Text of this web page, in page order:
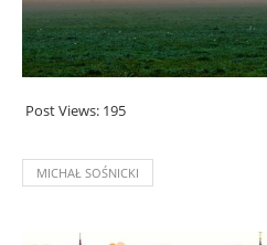
Post Views: 195
MICHAŁ SOŚNICKI